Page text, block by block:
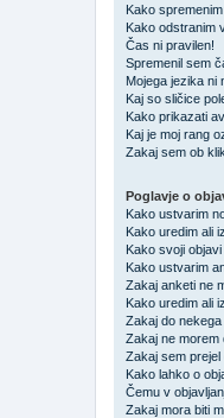
Kako
Kako odstranim
Čas ni pravilen!
Spremenil sem
Mojega jezika ni
Kaj so sličice
Kako prikazati
Kaj je moj rang
Zakaj sem ob
Poglavje o
Kako ustvarim
Kako uredim ali
Kako svoji
Kako ustvarim
Zakaj anketi ne
Kako uredim ali
Zakaj do
Zakaj ne morem
Zakaj sem prejel
Kako lahko o
Čemu v
Zakaj mora biti